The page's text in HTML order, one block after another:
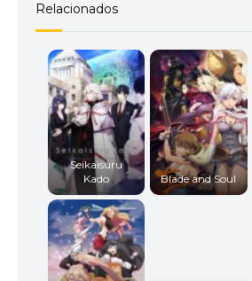
Relacionados
Seikaisuru
Kado
Blade and Soul